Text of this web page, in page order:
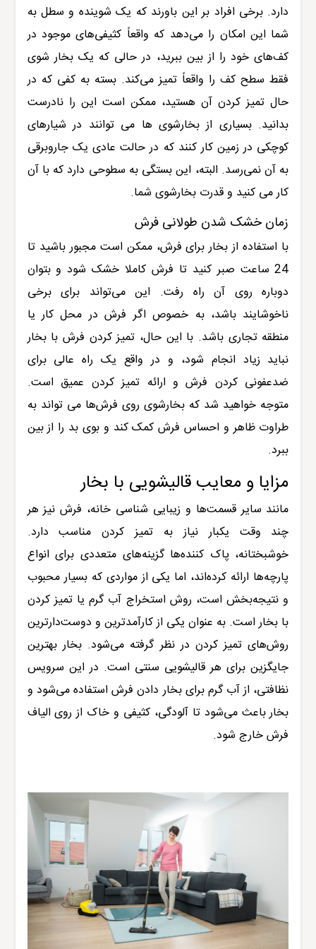
دارد. برخی افراد بر این باورند که یک شوینده و سطل به
شما این امکان را می‌دهد که واقعاً کثیفی‌های موجود در
کف‌های خود را از بین ببرید، در حالی که یک بخار شوی
فقط سطح کف را واقعاً تمیز می‌کند. بسته به کفی که در
حال تمیز کردن آن هستید، ممکن است این را نادرست
بدانید. بسیاری از بخارشوی ها می توانند در شیارهای
کوچکی در زمین کار کنند که در حالت عادی یک جاروبرقی
به آن نمی‌رسد. البته، این بستگی به سطوحی دارد که با آن
کار می کنید و قدرت بخارشوی شما.
زمان خشک شدن طولانی فرش
با استفاده از بخار برای فرش، ممکن است مجبور باشید تا
24 ساعت صبر کنید تا فرش کاملا خشک شود و بتوان
دوباره روی آن راه رفت. این می‌تواند برای برخی
ناخوشایند باشد، به خصوص اگر فرش در محل کار یا
منطقه تجاری باشد. با این حال، تمیز کردن فرش با بخار
نباید زیاد انجام شود، و در واقع یک راه عالی برای
ضدعفونی کردن فرش و ارائه تمیز کردن عمیق است.
متوجه خواهید شد که بخارشوی روی فرش‌ها می تواند به
طراوت ظاهر و احساس فرش کمک کند و بوی بد را از بین
ببرد.
مزایا و معایب قالیشویی با بخار
مانند سایر قسمت‌ها و زیبایی شناسی خانه، فرش نیز هر
چند وقت یکبار نیاز به تمیز کردن مناسب دارد.
خوشبختانه، پاک کننده‌ها گزینه‌های متعددی برای انواع
پارچه‌ها ارائه کرده‌اند، اما یکی از مواردی که بسیار محبوب
و نتیجه‌بخش است، روش استخراج آب گرم یا تمیز کردن
با بخار است. به عنوان یکی از کارآمدترین و دوست‌دارترین
روش‌های تمیز کردن در نظر گرفته می‌شود. بخار بهترین
جایگزین برای هر قالیشویی سنتی است. در این سرویس
نظافتی، از آب گرم برای بخار دادن فرش استفاده می‌شود و
بخار باعث می‌شود تا آلودگی، کثیفی و خاک از روی الیاف
فرش خارج شود.